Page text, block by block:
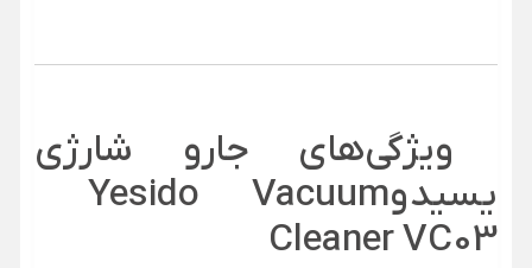
ویژگی‌های جارو شارژی
یسیدوYesido Vacuum
Cleaner VC03